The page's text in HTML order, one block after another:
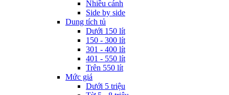
Nhiều cánh
Side by side
Dung tích tủ
Dưới 150 lít
150 - 300 lít
301 - 400 lít
401 - 550 lít
Trên 550 lít
Mức giá
Dưới 5 triệu